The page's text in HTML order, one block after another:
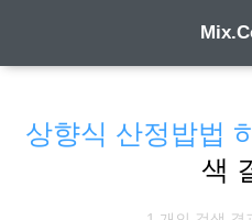
상향식 산정밥법
색